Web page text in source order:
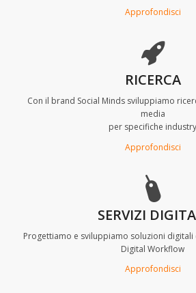
Approfondisci
RICERCA
Con il brand Social Minds sviluppiamo
media
per specifiche industry
Approfondisci
SERVIZI
Progettiamo e sviluppiamo soluzioni digitali
Digital Workflow
Approfondisci